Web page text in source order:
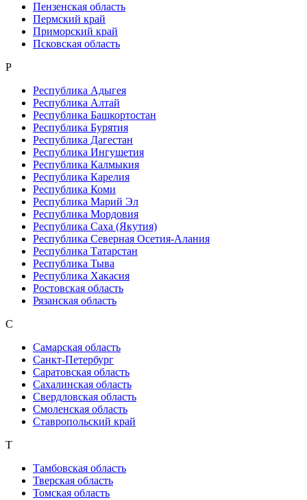
Пензенская область
Пермский край
Приморский край
Псковская область
Р
Республика Адыгея
Республика Алтай
Республика Башкортостан
Республика Бурятия
Республика Дагестан
Республика Ингушетия
Республика Калмыкия
Республика Карелия
Республика Коми
Республика Марий Эл
Республика Мордовия
Республика Саха (Якутия)
Республика Северная Осетия-Алания
Республика Татарстан
Республика Тыва
Республика Хакасия
Ростовская область
Рязанская область
С
Самарская область
Санкт-Петербург
Саратовская область
Сахалинская область
Свердловская область
Смоленская область
Ставропольский край
Т
Тамбовская область
Тверская область
Томская область